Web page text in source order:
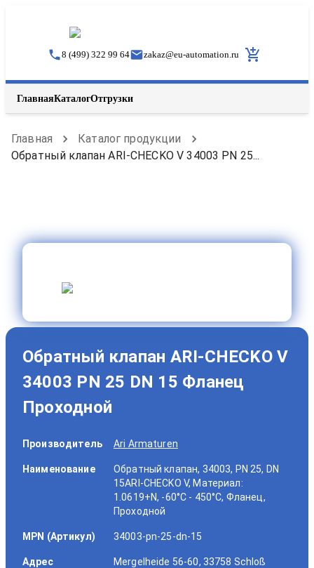
8 (499) 322 99 64 zakaz@eu-automation.ru
ГлавнаяКаталогОтгрузки
Главная
Каталог продукции
Обратный клапан ARI-CHECKO V 34003 PN 25...
Обратный клапан ARI-CHECKO V
34003 PN 25 DN 15 Фланец
Проходной
Производитель Ari Armaturen
Наименование
Обратный клапан, 34003, PN 25, DN
15ARI-CHECKO V, Материал:
1.0619+N, -60°C - 450°C, Фланец,
Проходной
MPN (Артикул) 34003-pn-25-dn-15
Адрес
Mergelheide 56-60, 33758 Schloß